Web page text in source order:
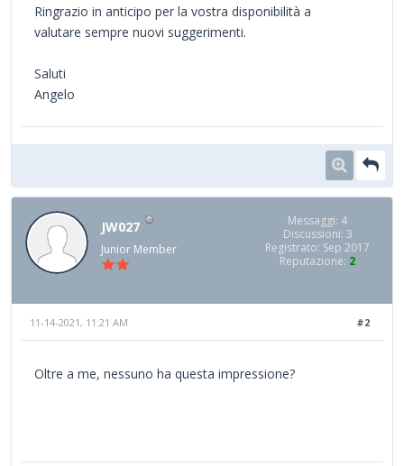
Ringrazio in anticipo per la vostra disponibilità a
valutare sempre nuovi suggerimenti.
Saluti
Angelo
JW027
Junior Member
Messaggi: 4
Discussioni: 3
Registrato: Sep 2017
Reputazione: 2
#2
11-14-2021, 11:21 AM
Oltre a me, nessuno ha questa impressione?